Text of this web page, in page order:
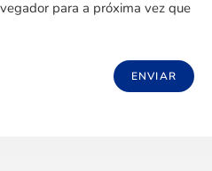
para a próxima vez que